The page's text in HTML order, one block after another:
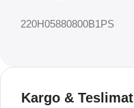
220H05880800B1PS
Kargo & Teslimat